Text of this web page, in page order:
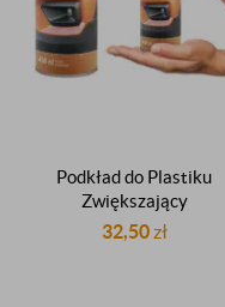
Podkład do Plastiku
Zwiększający
Przyczepność Bezbarwny
32,50zł